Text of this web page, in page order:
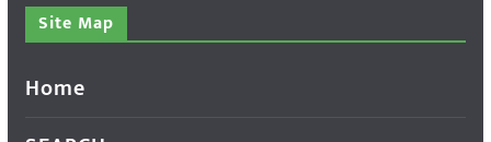
Site Map
Home